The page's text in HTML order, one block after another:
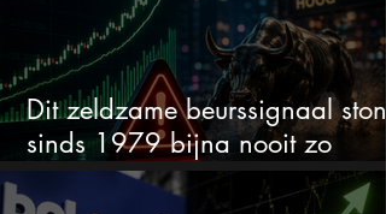
Dit zeldzame beurssignaal stond
sinds 1979 bijna nooit zo
extreem